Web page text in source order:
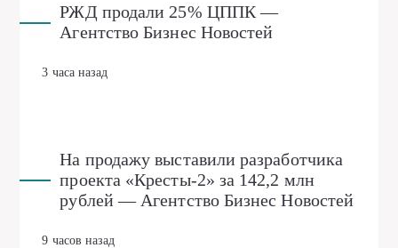
РЖД продали 25% ЦППК —
Агентство Бизнес Новостей
3 часа назад
На продажу выставили разработчика
проекта «Кресты-2» за 142,2 млн
рублей — Агентство Бизнес Новостей
9 часов назад